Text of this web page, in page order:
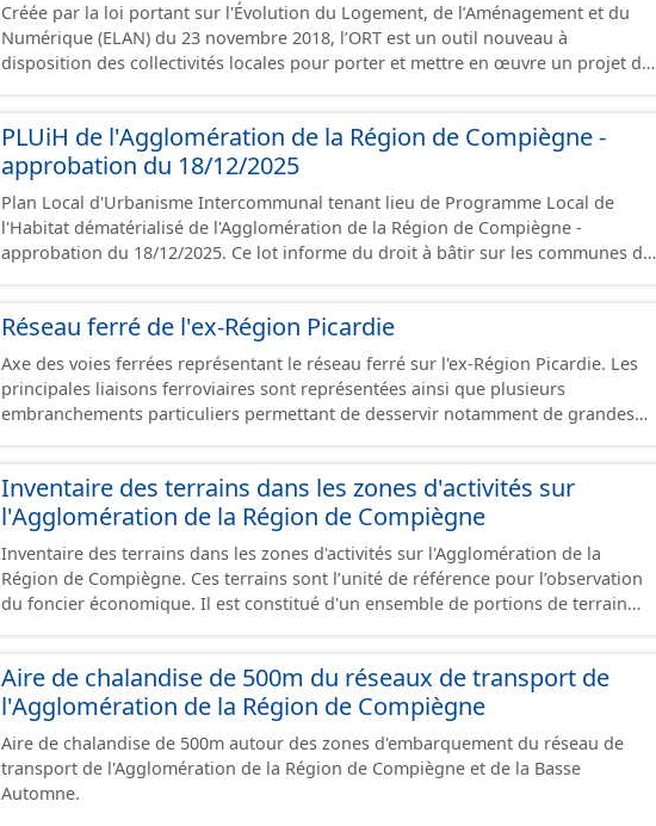
Créée par la loi portant sur l'Évolution du Logement, de l’Aménagement et du
Numérique (ELAN) du 23 novembre 2018, l’ORT est un outil nouveau à
disposition des collectivités locales pour porter et mettre en œuvre un projet de
requalification d’ensemble d’un centre-ville dont elle facilite la rénovation du
parc de logements, de locaux commerciaux et artisanaux, et plus globalement
long terme du territoire. Ce jeu de données contient le périmètre sur
l'Agglomération de la Région de Compiègne, situé sur les communes de
Compiègne, de Margny-lès-Compiègne et de Venette.
PLUiH de l'Agglomération de la Région de Compiègne -
approbation du 18/12/2025
Plan Local d'Urbanisme Intercommunal tenant lieu de Programme Local de
l'Habitat dématérialisé de l'Agglomération de la Région de Compiègne -
approbation du 18/12/2025. Ce lot informe du droit à bâtir sur les communes de
les pièces administratives, le rapport de présentation, le PADD, les règlements
écrits et graphiques, les annexes, les OAP et les données géographiques.
Malgré l'attention portée à la création de ces données, il est rappelé que seuls
les documents papiers font foi et sont opposables d'un point de vue juridique.
Réseau ferré de l'ex-Région Picardie
Axe des voies ferrées représentant le réseau ferré sur l'ex-Région Picardie. Les
principales liaisons ferroviaires sont représentées ainsi que plusieurs
embranchements particuliers permettant de desservir notamment de grandes
Inventaire des terrains dans les zones d'activités sur
l'Agglomération de la Région de Compiègne
Inventaire des terrains dans les zones d'activités sur l'Agglomération de la
Région de Compiègne. Ces terrains sont l’unité de référence pour l’observation
du foncier économique. Il est constitué d'un ensemble de portions de terrain
d’aménagement et la nature de leur maîtrise foncière. Il s'appuie globalement
sur la limite de parcelle cadastrale mais peut également la subdiviser s'il
cadastral. Ces terrains sont principalement à usage d'activités économiques
mais ce jeu de données contient également les terrains avec d'autres usages
situés dans ces sites (équipement, divers, ...). Ce lot est constitué conformément
Aire de chalandise de 500m du réseaux de transport de
l'Agglomération de la Région de Compiègne
Aire de chalandise de 500m autour des zones d'embarquement du réseau de
transport de l'Agglomération de la Région de Compiègne et de la Basse
Automne.